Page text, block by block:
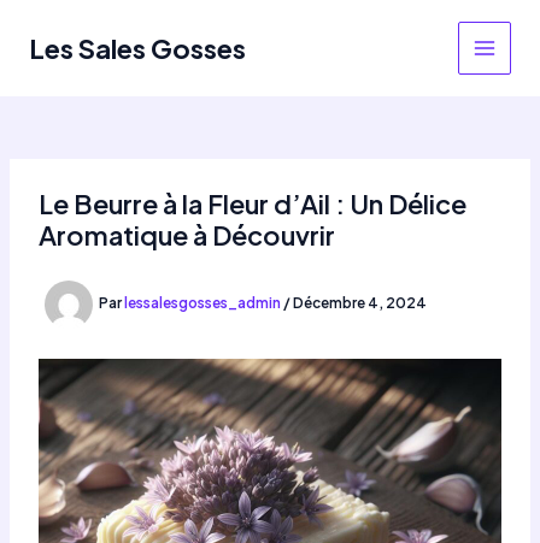
Les Sales Gosses
MAIN
Le Beurre à la Fleur d’Ail : Un Délice
Aromatique à Découvrir
Par lessalesgosses_admin /Décembre 4, 2024